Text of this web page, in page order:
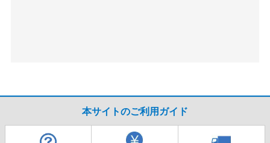
本サイトのご利用ガイド